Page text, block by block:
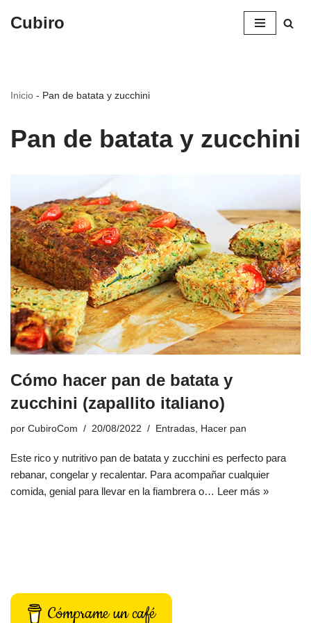
Cubiro
Inicio - Pan de batata y zucchini
Pan de batata y zucchini
Cómo hacer pan de batata y
zucchini (zapallito italiano)
por CubiroCom 20/08/2022 Entradas Hacer pan
Este rico y nutritivo pan de batata y zucchini es perfecto para
rebanar, congelar y recalentar. Para acompañar cualquier
comida, genial para llevar en la fiambrera o… Leer más »
Cómprame un café